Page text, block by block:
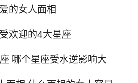
在特定的年份也可能受到某些
的女人面相
欢迎的4大星座
哪个星座受水逆影响大